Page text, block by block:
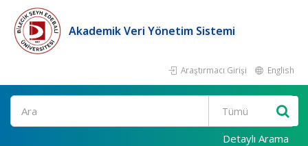
Akademik Veri Yönetim Sistemi
Araştırmacı Girişi English
Ara
Detaylı Arama